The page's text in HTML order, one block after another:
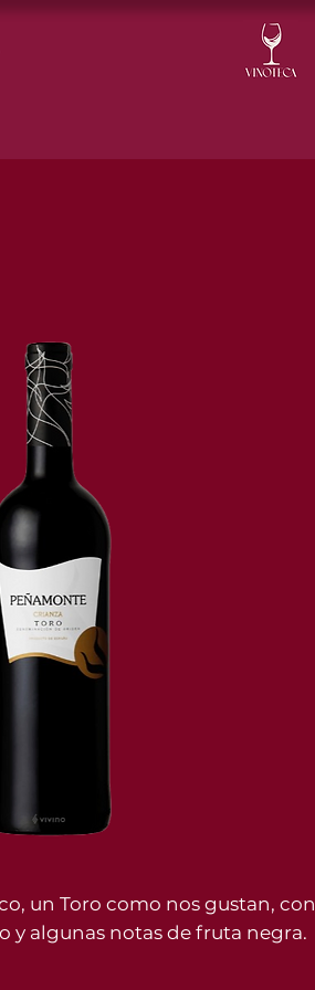
un Toro como nos gustan, con
y algunas notas de fruta negra.